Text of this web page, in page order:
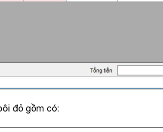
đỏ gồm có: